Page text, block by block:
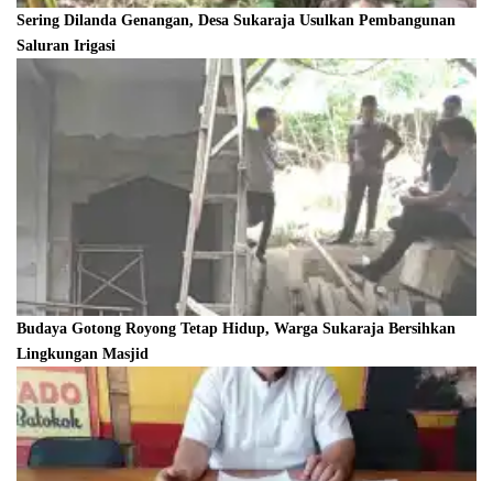
Sering Dilanda Genangan, Desa Sukaraja Usulkan Pembangunan
Saluran Irigasi
Budaya Gotong Royong Tetap Hidup, Warga Sukaraja Bersihkan
Lingkungan Masjid